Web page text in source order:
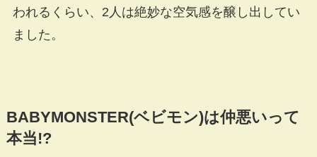
われるくらい、2人は絶妙な空気感を醸し出してい
ました。
BABYMONSTER(ベビモン)は仲悪いって
本当!?